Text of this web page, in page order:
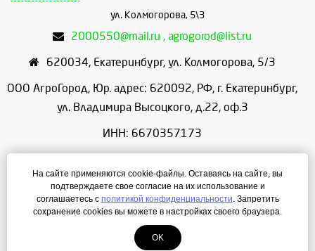
ул. Колмогорова, 5\3
2000550@mail.ru , agrogorod@list.ru
620034, Екатеринбург, ул. Колмогорова, 5/3
ООО АгроГород, Юр. адрес: 620092, РФ, г. Екатеринбург,
ул. Владимира Высоцкого, д.22, оф.3
ИНН: 6670357173
ОГРН: 1156658086166
Режим работы: с 9:00 до 18:00
Создание сайта — ЛегионА
На сайте применяются cookie-файлы. Оставаясь на сайте, вы
подтверждаете свое согласие на их использование и
соглашаетесь с политикой конфиденциальности. Запретить
сохранение cookies вы можете в настройках своего браузера.
OK